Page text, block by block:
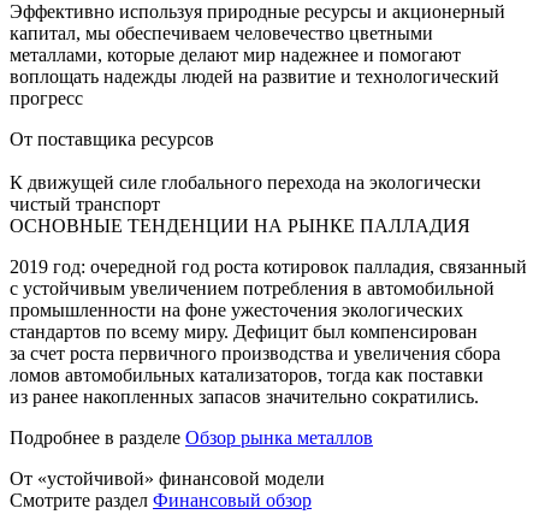
Эффективно используя природные ресурсы и акционерный
капитал, мы обеспечиваем человечество цветными
металлами, которые делают мир надежнее и помогают
воплощать надежды людей на развитие и технологический
прогресс
От поставщика ресурсов
К движущей силе глобального перехода на экологически
чистый транспорт
ОСНОВНЫЕ ТЕНДЕНЦИИ НА РЫНКЕ ПАЛЛАДИЯ
2019 год: очередной год роста котировок палладия, связанный
с устойчивым увеличением потребления в автомобильной
промышленности на фоне ужесточения экологических
стандартов по всему миру. Дефицит был компенсирован
за счет роста первичного производства и увеличения сбора
ломов автомобильных катализаторов, тогда как поставки
из ранее накопленных запасов значительно сократились.
Подробнее в разделе Обзор рынка металлов
От «устойчивой» финансовой модели
Смотрите раздел Финансовый обзор